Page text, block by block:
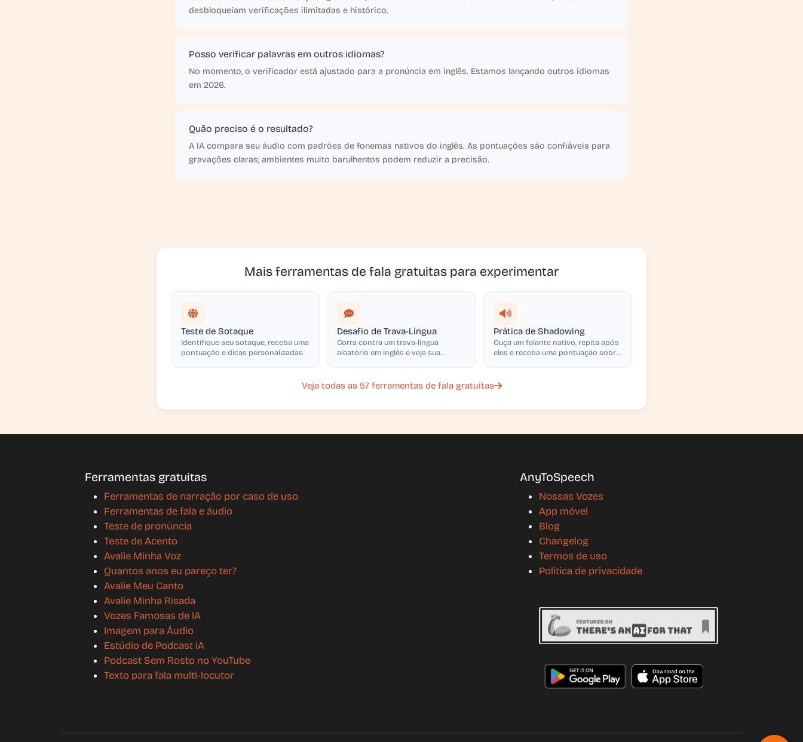
desbloqueiam verificações ilimitadas e histórico.
Posso verificar palavras em outros idiomas?
No momento, o verificador está ajustado para a pronúncia em inglês. Estamos lançando outros idiomas
em 2026.
Quão preciso é o resultado?
A IA compara seu áudio com padrões de fonemas nativos do inglês. As pontuações são confiáveis para
gravações claras; ambientes muito barulhentos podem reduzir a precisão.
Mais ferramentas de fala gratuitas para experimentar
Teste de Sotaque
Identifique seu sotaque, receba uma
pontuação e dicas personalizadas
Desafio de Trava-Língua
Corra contra um trava-língua
aleatório em inglês e veja sua
Prática de Shadowing
Ouça um falante nativo, repita após
eles e receba uma pontuação sobre
Veja todas as 57 ferramentas de fala gratuitas
Ferramentas gratuitas
Ferramentas de narração por caso de uso
Ferramentas de fala e áudio
Teste de pronúncia
Teste de Acento
Avalie Minha Voz
Quantos anos eu pareço ter?
Avalie Meu Canto
Avalie Minha Risada
Vozes Famosas de IA
Imagem para Áudio
Estúdio de Podcast IA
Podcast Sem Rosto no YouTube
Texto para fala multi-locutor
AnyToSpeech
Nossas Vozes
App móvel
Blog
Changelog
Termos de uso
Política de privacidade